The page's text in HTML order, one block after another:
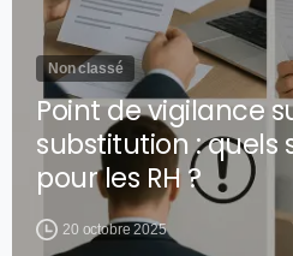
Non classé
Point de vigilance
substitution : quels
pour les RH ?
20 octobre 2025